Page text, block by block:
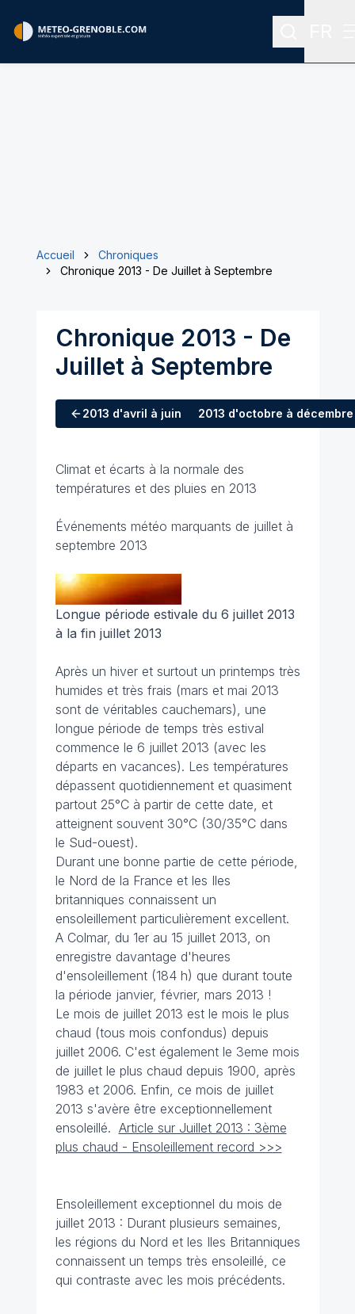
Accueil
Chroniques
Chronique 2013 - De Juillet à Septembre
Chronique 2013 - De
Juillet à Septembre
2013 d'avril à juin 2013 d'octobre à décembre
Climat et écarts à la normale des
températures et des pluies en 2013
Événements météo marquants de juillet à
septembre 2013
Longue période estivale du 6 juillet 2013
à la fin juillet 2013
Après un hiver et surtout un printemps très
humides et très frais (mars et mai 2013
sont de véritables cauchemars), une
longue période de temps très estival
commence le 6 juillet 2013 (avec les
départs en vacances). Les températures
dépassent quotidiennement et quasiment
partout 25°C à partir de cette date, et
atteignent souvent 30°C (30/35°C dans
le Sud-ouest).
Durant une bonne partie de cette période,
le Nord de la France et les Iles
britanniques connaissent un
ensoleillement particulièrement excellent.
A Colmar, du 1er au 15 juillet 2013, on
enregistre davantage d'heures
d'ensoleillement (184 h) que durant toute
la période janvier, février, mars 2013 !
Le mois de juillet 2013 est le mois le plus
chaud (tous mois confondus) depuis
juillet 2006. C'est également le 3eme mois
de juillet le plus chaud depuis 1900, après
1983 et 2006. Enfin, ce mois de juillet
2013 s'avère être exceptionnellement
ensoleillé. Article sur Juillet 2013 : 3ème
plus chaud - Ensoleillement record >>>
Ensoleillement exceptionnel du mois de
juillet 2013 : Durant plusieurs semaines,
les régions du Nord et les Iles Britanniques
connaissent un temps très ensoleillé, ce
qui contraste avec les mois précédents.